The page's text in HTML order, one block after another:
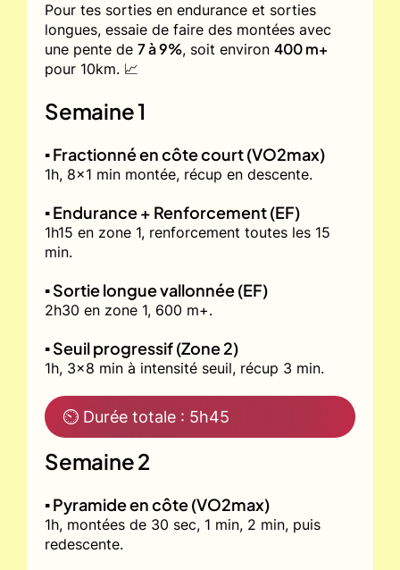
Pour tes sorties en endurance et sorties
longues, essaie de faire des montées avec
une pente de 7 à 9%, soit environ 400 m+
pour 10km. 📈
Semaine 1
▪️ Fractionné en côte court (VO2max)
1h, 8x1 min montée, récup en descente.
▪️ Endurance + Renforcement (EF)
1h15 en zone 1, renforcement toutes les 15
min.
▪️ Sortie longue vallonnée (EF)
2h30 en zone 1, 600 m+.
▪️ Seuil progressif (Zone 2)
1h, 3x8 min à intensité seuil, récup 3 min.
⏲ Durée totale : 5h45
Semaine 2
▪️ Pyramide en côte (VO2max)
1h, montées de 30 sec, 1 min, 2 min, puis
redescente.